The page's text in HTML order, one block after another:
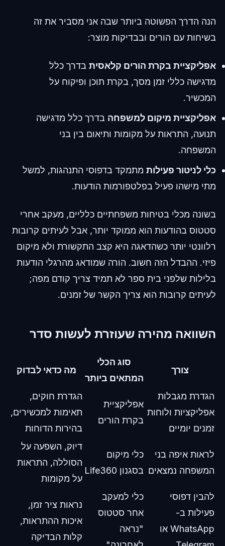
הנה הדרך הפשוטה ביותר שבה אני מסביר את זה
בשיחות עם הורים ובבדיקות מוצר:
אפליקציית בקרת הורים קלאסיתבדרך כלל
מדגישה כללי זמן מסך, בקרת תוכן ופיקוח על
המכשיר.
אפליקציית מיקום למשפחה בדרך כלל מדגישה
תנועה, התראות על מקומות ותיאום בין בני
המשפחה.
כלי לניטור פעילותמתמקד בדפוסי התנהגות, למשל
מתי מישהו פעיל בפלטפורמות הודעות.
בשונה מכלי בטיחות משפחתיים כלליים, מעקב אחרי
סטטוס בהודעות הוא ממוקד יותר, אבל לעיתים קרובות
רלוונטי יותר כשהדאגה היא קצב התקשורת ולא מיקום
פיזי. ההבדל הזה חשוב. הורה שמודאג מהרגלי הודעות
בלילות שלפני בית ספר לא תמיד צריך קודם מפה;
לעיתים קרובות הוא צריך הקשר של זמנים.
השוואה מהירה שעוזרת לעשות סדר
צורך
סוג הכלי
המתאים ביותר
מה כדאי לבדוק
הגדרת מגבלות
אפליקציות ולוחות
זמנים יומיים
אפליקציית
בקרת הורים
הגדרת חוקים,
תאימות למכשירים,
בהירות הדוחות
לראות איפה בני
המשפחה נמצאים
כלי מיקום
בסגנון Life360
דיוק, השפעה על
הסוללה, התראות
על מקומות
להבין דפוסי
פעילות ב-
WhatsApp או
כלי למעקב
אחר סטטוס
"נראה
נראות ציר זמן,
איכות ההתראות,
קלות הבדיקה